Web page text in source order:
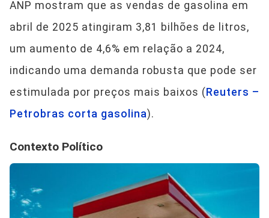
ANP mostram que as vendas de gasolina em
abril de 2025 atingiram 3,81 bilhões de litros,
um aumento de 4,6% em relação a 2024,
indicando uma demanda robusta que pode ser
estimulada por preços mais baixos (Reuters –
Petrobras corta gasolina).
Contexto Político